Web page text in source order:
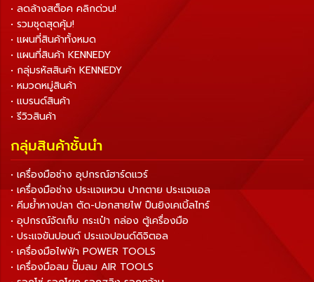
• ลดล้างสต็อค คลิกด่วน!
• รวมชุดสุดคุ้ม!
• แผนที่สินค้าทั้งหมด
• แผนที่สินค้า KENNEDY
• กลุ่มรหัสสินค้า KENNEDY
• หมวดหมู่สินค้า
• แบรนด์สินค้า
• รีวิวสินค้า
กลุ่มสินค้าชั้นนำ
• เครื่องมือช่าง อุปกรณ์ฮาร์ดแวร์
• เครื่องมือช่าง ประแจแหวน ปากตาย ประแจแอล
• คีมย้ำหางปลา ตัด-ปอกสายไฟ ปืนยิงเคเบิ้ลไทร์
• อุปกรณ์จัดเก็บ กระเป๋า กล่อง ตู้เครื่องมือ
• ประแจขันปอนด์ ประแจปอนด์ดิจิตอล
• เครื่องมือไฟฟ้า POWER TOOLS
• เครื่องมือลม ปั๊มลม AIR TOOLS